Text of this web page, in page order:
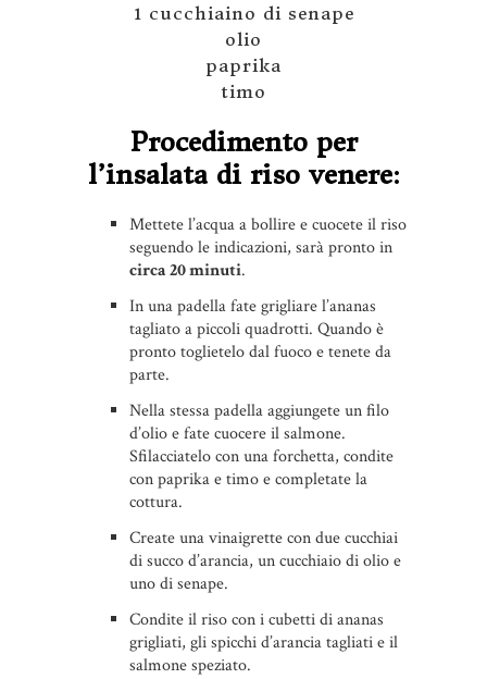
1 cucchiaino di senape
olio
paprika
timo
Procedimento per
l’insalata di riso venere:
Mettete l’acqua a bollire e cuocete il riso
seguendo le indicazioni, sarà pronto in
circa 20 minuti.
In una padella fate grigliare l’ananas
tagliato a piccoli quadrotti. Quando è
pronto toglietelo dal fuoco e tenete da
parte.
Nella stessa padella aggiungete un filo
d’olio e fate cuocere il salmone.
Sfilacciatelo con una forchetta, condite
con paprika e timo e completate la
cottura.
Create una vinaigrette con due cucchiai
di succo d’arancia, un cucchiaio di olio e
uno di senape.
Condite il riso con i cubetti di ananas
grigliati, gli spicchi d’arancia tagliati e il
salmone speziato.